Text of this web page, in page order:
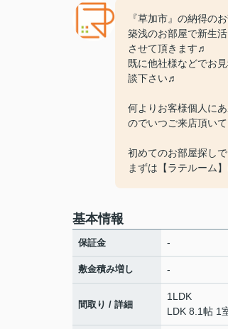
『草加市』の納得の
築浅のお部屋で新生
させて頂きます♬
既に他社様などでお
談下さい♬
何よりお客様個人に
のでいつご来店頂い
初めてのお部屋探し
まずは【ラテルーム
基本情報
保証金 -
敷金積み増し -
間取り / 詳細
1LDK
LDK 8.1帖 1